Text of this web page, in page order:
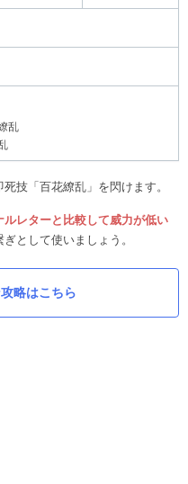
乱
技「百花繚乱」を閃けます。
ルレターと比較して威力が低い
として使いましょう。
略はこちら